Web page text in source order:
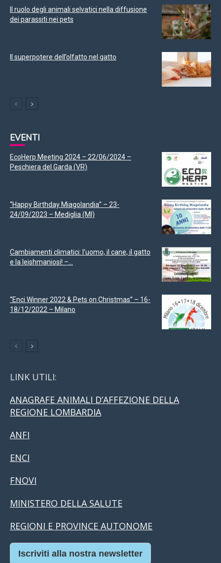
Il ruolo degli animali selvatici nella diffusione
dei parassiti nei pets
Il superpotere dell’olfatto nel gatto
EVENTI
EcoHerp Meeting 2024 – 22/06/2024 –
Peschiera del Garda (VR)
“Happy Birthday Miagolandia” – 23-
24/09/2023 – Mediglia (MI)
Cambiamenti climatici: l’uomo, il cane, il gatto
e la leishmaniosi! –...
“Enci Winner 2022 & Pets on Christmas” – 16-
18/12/2022 – Milano
LINK UTILI:
ANAGRAFE ANIMALI D’AFFEZIONE DELLA
REGIONE LOMBARDIA
ANFI
ENCI
FNOVI
MINISTERO DELLA SALUTE
REGIONI E PROVINCE AUTONOME
Iscriviti alla nostra newsletter